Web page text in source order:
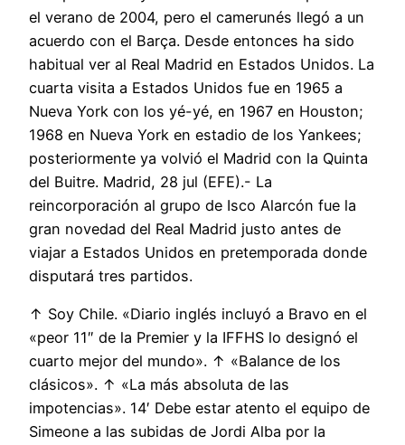
el verano de 2004, pero el camerunés llegó a un
acuerdo con el Barça. Desde entonces ha sido
habitual ver al Real Madrid en Estados Unidos. La
cuarta visita a Estados Unidos fue en 1965 a
Nueva York con los yé-yé, en 1967 en Houston;
1968 en Nueva York en estadio de los Yankees;
posteriormente ya volvió el Madrid con la Quinta
del Buitre. Madrid, 28 jul (EFE).- La
reincorporación al grupo de Isco Alarcón fue la
gran novedad del Real Madrid justo antes de
viajar a Estados Unidos en pretemporada donde
disputará tres partidos.
↑ Soy Chile. «Diario inglés incluyó a Bravo en el
«peor 11″ de la Premier y la IFFHS lo designó el
cuarto mejor del mundo». ↑ «Balance de los
clásicos». ↑ «La más absoluta de las
impotencias». 14′ Debe estar atento el equipo de
Simeone a las subidas de Jordi Alba por la